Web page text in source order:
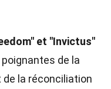
et "Invictus"
de la
la réconciliation